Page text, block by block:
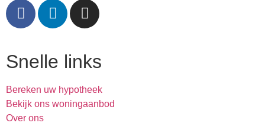
Snelle links
Bereken uw hypotheek
Bekijk ons woningaanbod
Over ons